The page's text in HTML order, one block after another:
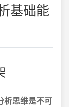
基础能
析思维是不可